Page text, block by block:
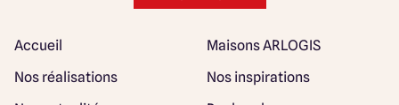
Accueil
Maisons ARLOGIS
Nos réalisations
Nos inspirations